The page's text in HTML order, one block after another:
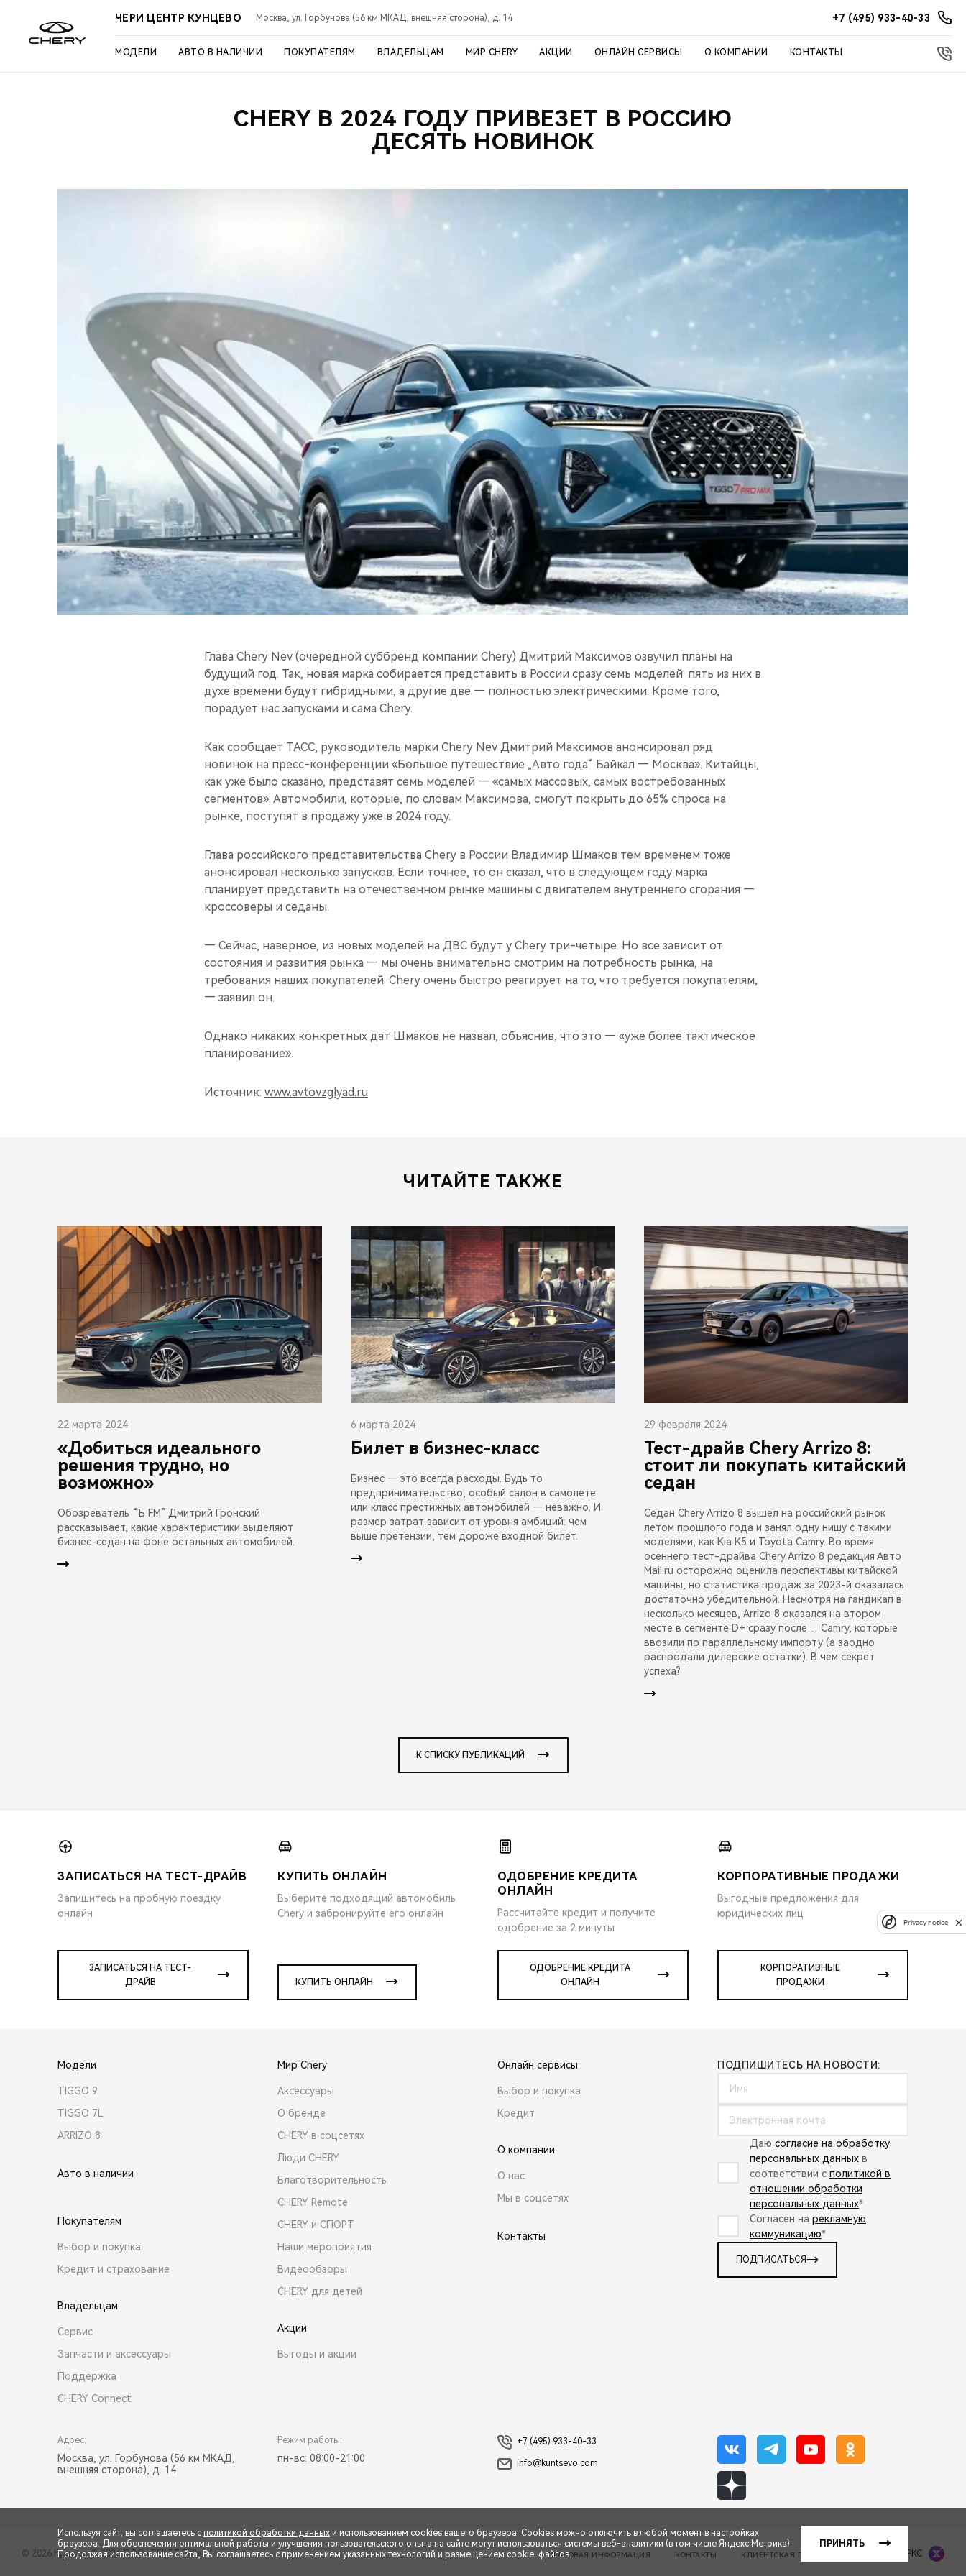
ЧЕРИ ЦЕНТР КУНЦЕВО Москва, ул. Горбунова (56 км МКАД, внешняя сторона), д. 14 +7 (495) 933-40-33
МОДЕЛИ АВТО В НАЛИЧИИ ПОКУПАТЕЛЯМ ВЛАДЕЛЬЦАМ МИР CHERY АКЦИИ ОНЛАЙН СЕРВИСЫ О КОМПАНИИ КОНТАКТЫ
CHERY В 2024 ГОДУ ПРИВЕЗЕТ В РОССИЮ
ДЕСЯТЬ НОВИНОК
Глава Chery Nev (очередной суббренд компании Chery) Дмитрий Максимов озвучил планы на
будущий год. Так, новая марка собирается представить в России сразу семь моделей: пять из них в
духе времени будут гибридными, а другие две — полностью электрическими. Кроме того,
порадует нас запусками и сама Chery.
Как сообщает ТАСС, руководитель марки Chery Nev Дмитрий Максимов анонсировал ряд
новинок на пресс-конференции «Большое путешествие „Авто года“ Байкал — Москва». Китайцы,
как уже было сказано, представят семь моделей — «самых массовых, самых востребованных
сегментов». Автомобили, которые, по словам Максимова, смогут покрыть до 65% спроса на
рынке, поступят в продажу уже в 2024 году.
Глава российского представительства Chery в России Владимир Шмаков тем временем тоже
анонсировал несколько запусков. Если точнее, то он сказал, что в следующем году марка
планирует представить на отечественном рынке машины с двигателем внутреннего сгорания —
кроссоверы и седаны.
— Сейчас, наверное, из новых моделей на ДВС будут у Chery три-четыре. Но все зависит от
состояния и развития рынка — мы очень внимательно смотрим на потребность рынка, на
требования наших покупателей. Chery очень быстро реагирует на то, что требуется покупателям,
— заявил он.
Однако никаких конкретных дат Шмаков не назвал, объяснив, что это — «уже более тактическое
планирование».
Источник: www.avtovzglyad.ru
ЧИТАЙТЕ ТАКЖЕ
22 марта 2024
«Добиться идеального
решения трудно, но
возможно»
Обозреватель “Ъ FM” Дмитрий Гронский
рассказывает, какие характеристики выделяют
бизнес-седан на фоне остальных автомобилей.
6 марта 2024
Билет в бизнес-класс
Бизнес — это всегда расходы. Будь то
предпринимательство, особый салон в самолете
или класс престижных автомобилей — неважно. И
размер затрат зависит от уровня амбиций: чем
выше претензии, тем дороже входной билет.
29 февраля 2024
Тест-драйв Chery Arrizo 8:
стоит ли покупать китайский
седан
Седан Chery Arrizo 8 вышел на российский рынок
летом прошлого года и занял одну нишу с такими
моделями, как Kia K5 и Toyota Camry. Во время
осеннего тест-драйва Chery Arrizo 8 редакция Авто
Mail.ru осторожно оценила перспективы китайской
машины, но статистика продаж за 2023-й оказалась
достаточно убедительной. Несмотря на гандикап в
несколько месяцев, Arrizo 8 оказался на втором
месте в сегменте D+ сразу после… Camry, которые
ввозили по параллельному импорту (а заодно
распродали дилерские остатки). В чем секрет
успеха?
К СПИСКУ ПУБЛИКАЦИЙ
ЗАПИСАТЬСЯ НА ТЕСТ-ДРАЙВ
Запишитесь на пробную поездку
онлайн
ЗАПИСАТЬСЯ НА ТЕСТ-
ДРАЙВ
КУПИТЬ ОНЛАЙН
Выберите подходящий автомобиль
Chery и забронируйте его онлайн
КУПИТЬ ОНЛАЙН
ОДОБРЕНИЕ КРЕДИТА
ОНЛАЙН
Рассчитайте кредит и получите
одобрение за 2 минуты
ОДОБРЕНИЕ КРЕДИТА
ОНЛАЙН
КОРПОРАТИВНЫЕ ПРОДАЖИ
Выгодные предложения для
юридических лиц
КОРПОРАТИВНЫЕ
ПРОДАЖИ
Модели
TIGGO 9
TIGGO 7L
ARRIZO 8
Авто в наличии
Покупателям
Выбор и покупка
Кредит и страхование
Владельцам
Сервис
Запчасти и аксессуары
Поддержка
CHERY Connect
Мир Chery
Аксессуары
О бренде
CHERY в соцсетях
Люди CHERY
Благотворительность
CHERY Remote
CHERY и СПОРТ
Наши мероприятия
Видеообзоры
CHERY для детей
Акции
Выгоды и акции
Онлайн сервисы
Выбор и покупка
Кредит
О компании
О нас
Мы в соцсетях
Контакты
ПОДПИШИТЕСЬ НА НОВОСТИ:
Даю согласие на обработку
персональных данных в
соответствии с политикой в
отношении обработки
персональных данных*
Согласен на рекламную
коммуникацию*
ПОДПИСАТЬСЯ
Адрес:
Москва, ул. Горбунова (56 км МКАД,
внешняя сторона), д. 14
Режим работы:
пн-вс: 08:00-21:00
+7 (495) 933-40-33
info@kuntsevo.com
© 2026 Кунцево © 2026 ООО «ТЕНЕТ РУС» ПРАВОВАЯ ИНФОРМАЦИЯ КОНТАКТЫ КЛИЕНТСКАЯ ПОДДЕРЖКА Сделано в ПЕРКС
Используя сайт, вы соглашаетесь с политикой обработки данных и использованием cookies вашего браузера. Cookies можно отключить в любой момент в настройках
браузера. Для обеспечения оптимальной работы и улучшения пользовательского опыта на сайте могут использоваться системы веб-аналитики (в том числе Яндекс.Метрика).
Продолжая использование сайта, Вы соглашаетесь с применением указанных технологий и размещением cookie-файлов.
ПРИНЯТЬ
Privacy notice